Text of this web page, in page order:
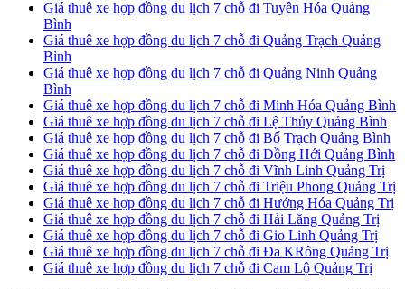
Giá thuê xe hợp đồng du lịch 7 chỗ đi Tuyên Hóa Quảng
Bình
Giá thuê xe hợp đồng du lịch 7 chỗ đi Quảng Trạch Quảng
Bình
Giá thuê xe hợp đồng du lịch 7 chỗ đi Quảng Ninh Quảng
Bình
Giá thuê xe hợp đồng du lịch 7 chỗ đi Minh Hóa Quảng Bình
Giá thuê xe hợp đồng du lịch 7 chỗ đi Lệ Thủy Quảng Bình
Giá thuê xe hợp đồng du lịch 7 chỗ đi Bố Trạch Quảng Bình
Giá thuê xe hợp đồng du lịch 7 chỗ đi Đồng Hới Quảng Bình
Giá thuê xe hợp đồng du lịch 7 chỗ đi Vĩnh Linh Quảng Trị
Giá thuê xe hợp đồng du lịch 7 chỗ đi Triệu Phong Quảng Trị
Giá thuê xe hợp đồng du lịch 7 chỗ đi Hướng Hóa Quảng Trị
Giá thuê xe hợp đồng du lịch 7 chỗ đi Hải Lăng Quảng Trị
Giá thuê xe hợp đồng du lịch 7 chỗ đi Gio Linh Quảng Trị
Giá thuê xe hợp đồng du lịch 7 chỗ đi Đa KRông Quảng Trị
Giá thuê xe hợp đồng du lịch 7 chỗ đi Cam Lộ Quảng Trị